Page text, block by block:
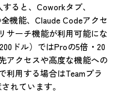
ると、Coworkタブ、
機能、Claude Codeアクセ
サーチ機能が利用可能にな
ドル）ではProの5倍・20
アクセスや高度な機能への
利用する場合はTeamプラ
れています。